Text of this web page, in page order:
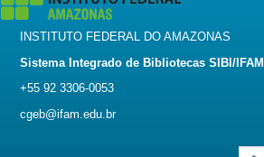
INSTITUTO FEDERAL DO AMAZONAS
Sistema Integrado de Bibliotecas SIBI/IFAM
+55 92 3306-0053
cgeb@ifam.edu.br